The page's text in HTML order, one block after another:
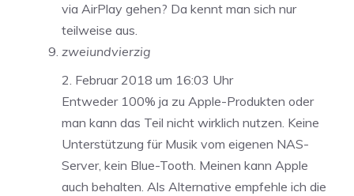
via AirPlay gehen? Da kennt man sich nur
teilweise aus.
zweiundvierzig
2. Februar 2018 um 16:03 Uhr
Entweder 100% ja zu Apple-Produkten oder
man kann das Teil nicht wirklich nutzen. Keine
Unterstützung für Musik vom eigenen NAS-
Server, kein Blue-Tooth. Meinen kann Apple
auch behalten. Als Alternative empfehle ich die